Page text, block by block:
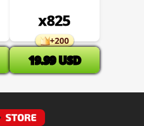
x825
+200
19.99 USD